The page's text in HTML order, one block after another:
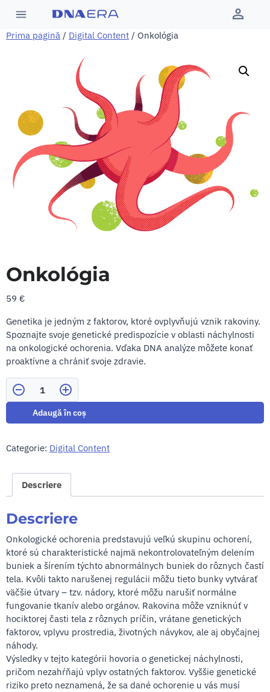
Prima pagină / Digital Content / Onkológia
Onkológia
59 €
Genetika je jedným z faktorov, ktoré ovplyvňujú vznik rakoviny.
Spoznajte svoje genetické predispozície v oblasti náchylnosti
na onkologické ochorenia. Vďaka DNA analýze môžete konať
proaktívne a chrániť svoje zdravie.
Cantitate
Adaugă în coș
Categorie: Digital Content
Descriere
Descriere
Onkologické ochorenia predstavujú veľkú skupinu ochorení,
ktoré sú charakteristické najmä nekontrolovateľným delením
buniek a šírením týchto abnormálnych buniek do rôznych častí
tela. Kvôli takto narušenej regulácii môžu tieto bunky vytvárať
väčšie útvary – tzv. nádory, ktoré môžu narušiť normálne
fungovanie tkanív alebo orgánov. Rakovina môže vzniknúť v
hociktorej časti tela z rôznych príčin, vrátane genetických
faktorov, vplyvu prostredia, životných návykov, ale aj obyčajnej
náhody.
Výsledky v tejto kategórii hovoria o genetickej náchylnosti,
pričom nezahŕňajú vplyv ostatných faktorov. Vyššie genetické
riziko preto neznamená, že sa dané ochorenie u vás musí